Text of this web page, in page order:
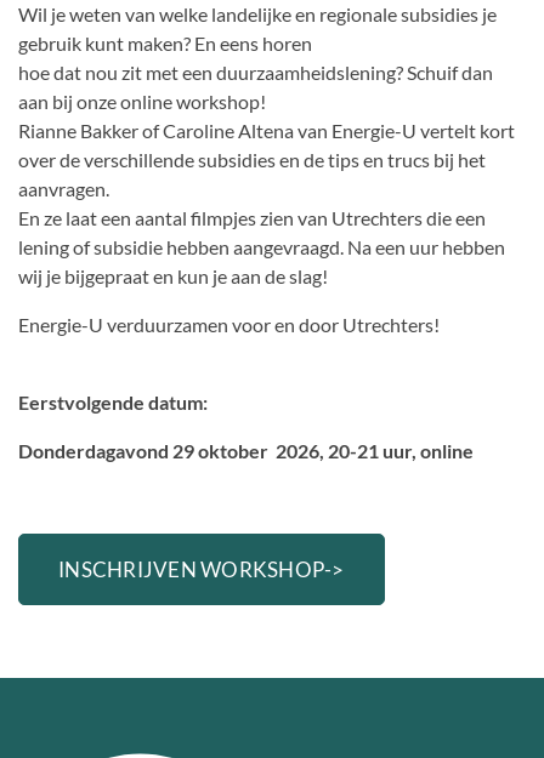
Wil je weten van welke landelijke en regionale subsidies je
gebruik kunt maken? En eens horen
hoe dat nou zit met een duurzaamheidslening? Schuif dan
aan bij onze online workshop!
Rianne Bakker of Caroline Altena van Energie-U vertelt kort
over de verschillende subsidies en de tips en trucs bij het
aanvragen.
En ze laat een aantal filmpjes zien van Utrechters die een
lening of subsidie hebben aangevraagd. Na een uur hebben
wij je bijgepraat en kun je aan de slag!
Energie-U verduurzamen voor en door Utrechters!
Eerstvolgende datum:
Donderdagavond 29 oktober 2026, 20-21 uur, online
INSCHRIJVEN WORKSHOP->